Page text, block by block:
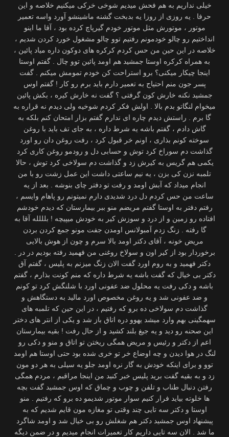
خیلی نداریم به هم فحش میدیم شوخی خرکی میکنیم خلاصه و این
حرفا . یه روزی از روزا یه بدبخت گشنه ماشینشو آورد واسه تعمیر
موتور ، موتورش مثل موتور خودم گیرپاچ کرده بود ، آقا ما اینو
انداختیم رو چالو خودمونم رفتیم توو چالو مشغول خورد کردن شدیم ،
خلاصه در این حین من حس کردم کرکره های دوکون داره میاد پائین ،
به همراه کرکره اوستا جمشید هم اومد پائین توو چال . گفتم اوستا
اینجا چیکار میکنی؟ برو استراحت کن خودم تمومش میکنم . گفت
پسر جون منم احتیاج به تعمیر دارم باید برم رو کار ! گفتم اوس
جمشید نکنه خارش کون گرفتی ؟ گفت نه خارش کیره ، بکش پائین
میخوام لنگاتو بدم بالا . اولش فکر کردم شوخیه ولی دیدم نه قراره به
گا برم . راستش دیدم چاره ای ندارم گفتم بزار امتحان کنم بلکه به
گاش دادم ، گفتم باشه یه شرط داره ، به جای تف باید با روغن
سوخته کونم بذاری ، اونم خر قبول کرد ، رفت روغن دان رو اورد
گذاشت دم سوراخ کرد توش و حسابی دل و رودمو روغن کاری کرد
یکمی هم گریس به کیرش زد و گذاشت دم سولاخی کرد توش ، حالا
تلمبه نزن کی بزن ، یه نیم ساعتی داشت این عمل زشت رو با من
انجام میداد که آبش اومد و رفت تو دفتر چای بنوشه . بعد از یه
ساعت من حس کردم دل درد شدیدی دارم نمیتونم رو پاهام وایسم ،
رفتم دفتر به اوستا گفتم مریضم منو ببر بیمارستان که دیدم خودشم
افتاده رو زمین و از درد و سوزش کیر به خودش میپیچه ! بلللله آقا به
گا رفته . زنگ زدم آمبولانس اومدن جفت مونو جمع کردن بردن
مریض خونه ، آقای دکتر اومد بالا سرم و چون از هوش بالایی
برخوردار بود از کیر اون و سولاخ روغنی من فهمید رفته بودیم در در .
دکتر فهمید و به روم اورد گفت الان زنگ میزنم به پلیس ، گفتم آق
دکتر بی خیال که گفت باشه یه شرط داره که منم کونت بذارم ، گفتم
باشه و دکی رفت یه محلول ضد عفونی اورد با شلنگش کرد تو کونم
و ضد عفونی شد و یه روغن مخصوص اورد مالید به دستگاهش و
گذاشت دم سولاخی ده برو که رفتیم ، در این حین که تلمبه های
سهمگینی بهم وارد میشد یهوو دره اتاق باز شد و یکی از انتر های دختر
این صحنه رو دید و یه جیغ بلند کشید و از حال رفت ! بقیه بیمارستان
اعم از دکتر و رئیس و مریض همگی ریختن تو اتاق و منو و دکی رو
لنگ در هوا دیدن و چه اوضاع خر تو خری شده بود حتی اوستا هم اومد
توو و برای اینکه خودش به گار نره اومد جلو یه سیلی به هر دو مون
زد و به بقیه گفت برید پلیس خبر کنید من اینجا مراقبم ، مردم همگی
رفتن دنبال طناب و تلفن و چوب و چماق که اوس جمشید گفت بچه
ها خلوته بیاید فرار کنیم سوار موتور شدیمو ده برو که رفتیم . منو
اوستا و دکتر سه تایی چند وقتی تو مغازه مون قایم شدیم که به
پیشنهاد اوس جمشید دکتر هم شغلش رو بی خیال شد و اومد شاگرد
ما شد . الان سه تایی داریم کار تعمیرات انجام میدیم و در ضمن دیگه